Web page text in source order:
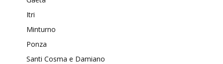
Itri
Minturno
Ponza
Santi Cosma e Damiano